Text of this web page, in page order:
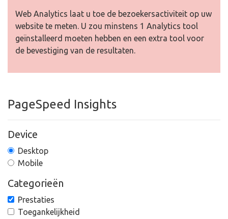
Web Analytics laat u toe de bezoekersactiviteit op uw
website te meten. U zou minstens 1 Analytics tool
geïnstalleerd moeten hebben en een extra tool voor
de bevestiging van de resultaten.
PageSpeed Insights
Device
Desktop
Mobile
Categorieën
Prestaties
Toegankelijkheid